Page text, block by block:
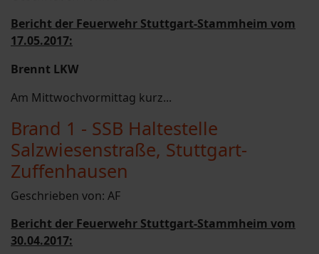
Bericht der Feuerwehr Stuttgart-Stammheim vom
17.05.2017:
Brennt LKW
Am Mittwochvormittag kurz...
Brand 1 - SSB Haltestelle
Salzwiesenstraße, Stuttgart-
Zuffenhausen
Geschrieben von: AF
Bericht der Feuerwehr Stuttgart-Stammheim vom
30.04.2017: